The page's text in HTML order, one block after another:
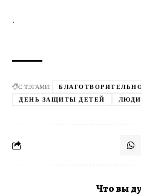
.
С ТЭГАМИ:
ДЕНЬ ЗАЩИТЫ ДЕТЕЙ
ЛЮДИ
Что вы